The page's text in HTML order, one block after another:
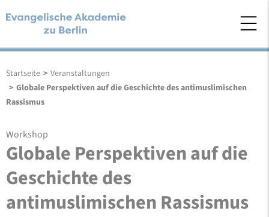
Startseite > Veranstaltungen
> Globale Perspektiven auf die Geschichte des antimuslimischen
Rassismus
Workshop
Globale Perspektiven auf die
Geschichte des
antimuslimischen Rassismus